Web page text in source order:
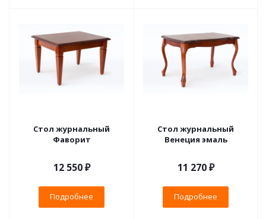
Стол журнальный
Фаворит
12 550 ₽
Подробнее
Стол журнальный
Венеция эмаль
11 270 ₽
Подробнее